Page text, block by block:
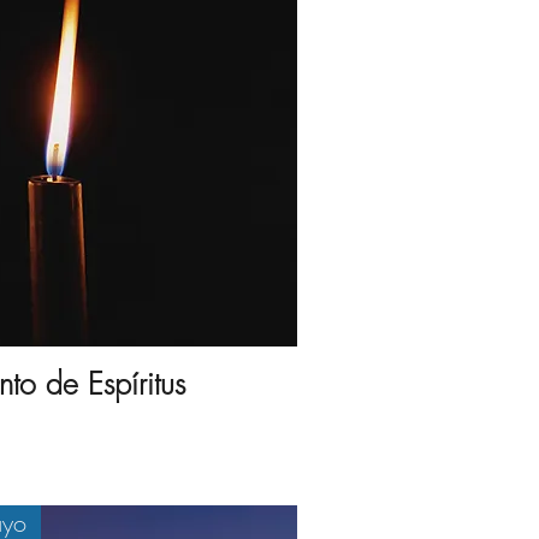
de Espíritus